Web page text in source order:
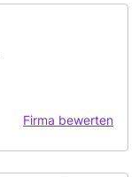
Firma bewerten